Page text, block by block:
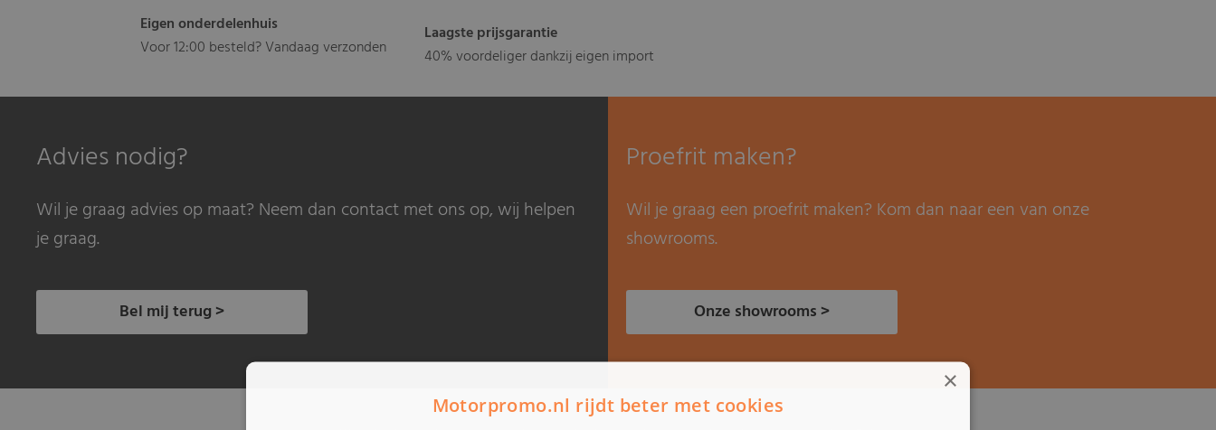
Eigen onderdelenhuis
Voor 12:00 besteld? Vandaag verzonden
Laagste prijsgarantie
40% voordeliger dankzij eigen import
Advies nodig?
Wil je graag advies op maat? Neem dan contact met ons op, wij helpen
je graag.
Bel mij terug >
Proefrit maken?
Wil je graag een proefrit maken? Kom dan naar een van onze
showrooms.
Onze showrooms >
×
Motorpromo.nl rijdt beter met cookies